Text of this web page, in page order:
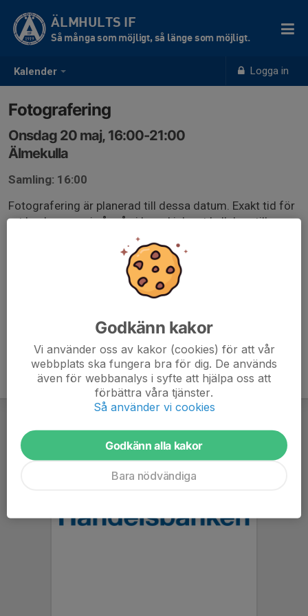
Kalender Logga in
ÄLMHULTS IF
Så många som möjligt, så länge som möjligt.
Fotografering
Onsdag 20 maj, 16:00-21:00
Älmekulla
Samling: 16:00
Fotografering är planerad till dessa datum. Exakt tid för
ert lag kommer i vår så ni kan skicka ut kallelser till era
Godkänn kakor
Vi använder oss av kakor (cookies) för att vår
webbplats ska fungera bra för dig. De används
även för webbanalys i syfte att hjälpa oss att
förbättra våra tjänster.
Så använder vi cookies
Godkänn alla kakor
Bara nödvändiga